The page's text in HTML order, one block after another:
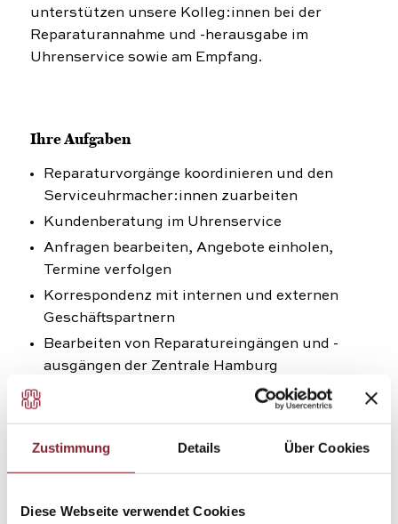
Zustimmung Details Über Cookies
Diese Webseite verwendet Cookies
unterstützen unsere Kolleg:innen bei der
Reparaturannahme und -herausgabe im
Uhrenservice sowie am Empfang.
Ihre Aufgaben
Reparaturvorgänge koordinieren und den
Serviceuhrmacher:innen zuarbeiten
Kundenberatung im Uhrenservice
Anfragen bearbeiten, Angebote einholen,
Termine verfolgen
Korrespondenz mit internen und externen
Geschäftspartnern
Bearbeiten von Reparatureingängen und -
ausgängen der Zentrale Hamburg
Prüfen und Verbuchen von Lieferscheinen
Aftersales-Qualitäts-Prüfung zur Sicherung
Uhrenservice